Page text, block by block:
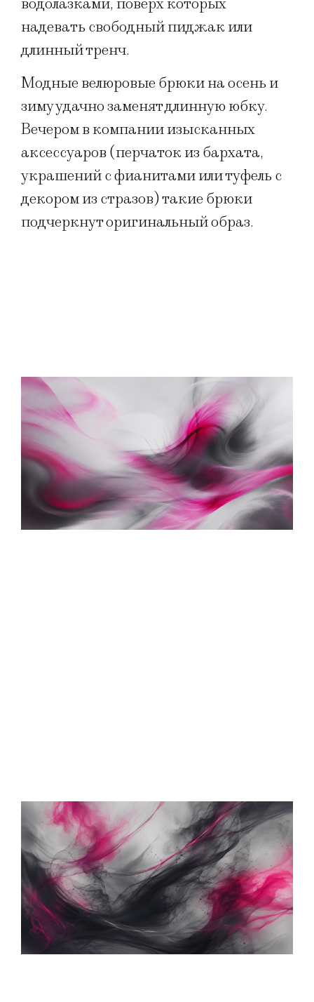
надевать свободный пиджак или
длинный тренч.
Модные велюровые брюки на осень и
зиму удачно заменят длинную юбку.
Вечером в компании изысканных
аксессуаров (перчаток из бархата,
украшений с фианитами или туфель с
декором из стразов) такие брюки
подчеркнут оригинальный образ.